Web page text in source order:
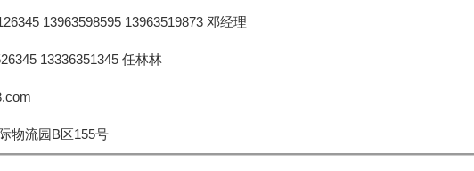
13963598595 13963519873 邓经理
13336351345 任林林
流园B区155号